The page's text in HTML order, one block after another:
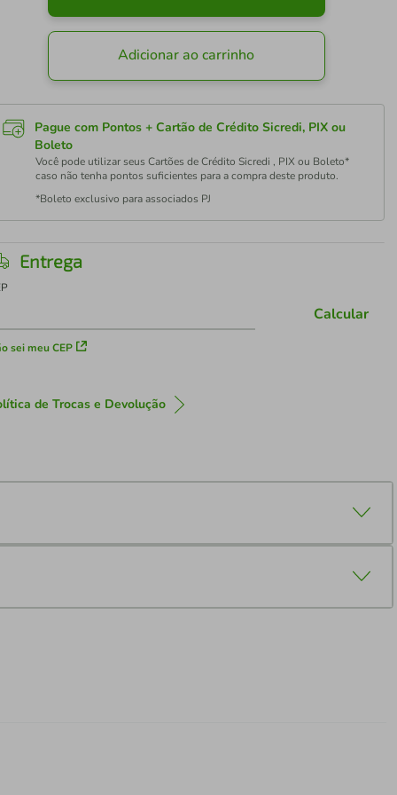
Adicionar ao carrinho
Pague com Pontos + Cartão de Crédito Sicredi, PIX ou
Boleto
Você pode utilizar seus Cartões de Crédito Sicredi , PIX ou Boleto*
caso não tenha pontos suficientes para a compra deste produto.
*Boleto exclusivo para associados PJ
Entrega
sei meu CEP
Calcular
de Trocas e Devolução